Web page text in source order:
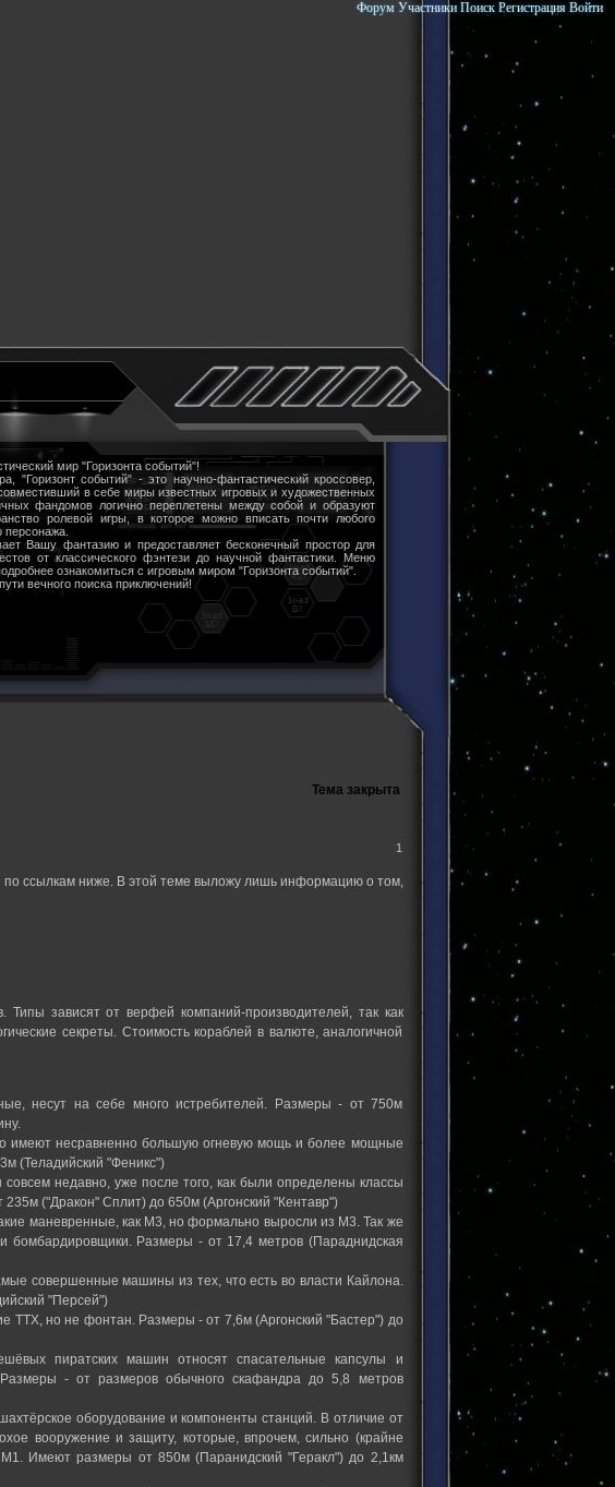
Форум Участники Поиск Регистрация Войти
мир "Горизонта событий"!
"Горизонт событий" - это научно-фантастический кроссовер,
в себе миры известных игровых и художественных
фандомов логично переплетены между собой и образуют
ролевой игры, в которое можно вписать почти любого
персонажа.
Вашу фантазию и предоставляет бесконечный простор для
от классического фэнтези до научной фантастики. Меню
ознакомиться с игровым миром "Горизонта событий".
вечного поиска приключений!
Тема закрыта
1
по ссылкам ниже. В этой теме выложу лишь информацию о том,
зависят от верфей компаний-производителей, так как
секреты. Стоимость кораблей в валюте, аналогичной
несут на себе много истребителей. Размеры - от 750м
имеют несравненно большую огневую мощь и более мощные
(Теладийский "Феникс")
недавно, уже после того, как были определены классы
("Дракон" Сплит) до 650м (Аргонский "Кентавр")
маневренные, как М3, но формально выросли из М3. Так же
бомбардировщики. Размеры - от 17,4 метров (Параднидская
совершенные машины из тех, что есть во власти Кайлона.
"Персей")
ТТХ, но не фонтан. Размеры - от 7,6м (Аргонский "Бастер") до
пиратских машин относят спасательные капсулы и
- от размеров обычного скафандра до 5,8 метров
оборудование и компоненты станций. В отличие от
вооружение и защиту, которые, впрочем, сильно (крайне
Имеют размеры от 850м (Паранидский "Геракл") до 2,1км